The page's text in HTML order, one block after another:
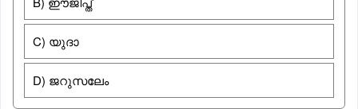
C) യുദാ
D) ജറുസലേം